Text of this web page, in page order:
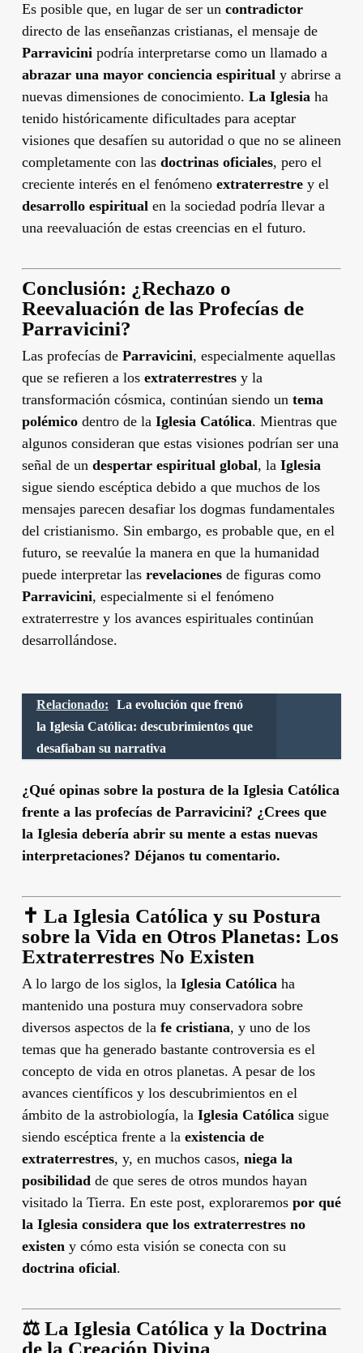
Es posible que, en lugar de ser un contradictor
directo de las enseñanzas cristianas, el mensaje de
Parravicinipodría interpretarse como un llamado a
abrazar una mayor conciencia espiritualy abrirse a
nuevas dimensiones de conocimiento. La Iglesiaha
tenido históricamente dificultades para aceptar
visiones que desafíen su autoridad o que no se alineen
completamente con las doctrinas oficiales, pero el
creciente interés en el fenómeno extraterrestrey el
desarrollo espiritualen la sociedad podría llevar a
una reevaluación de estas creencias en el futuro.
Conclusión: ¿Rechazo o
Reevaluación de las Profecías de
Parravicini?
Las profecías de Parravicini, especialmente aquellas
que se refieren a los extraterrestresy la
transformación cósmica, continúan siendo un tema
polémicodentro de la Iglesia Católica. Mientras que
algunos consideran que estas visiones podrían ser una
señal de un despertar espiritual global, la Iglesia
sigue siendo escéptica debido a que muchos de los
mensajes parecen desafiar los dogmas fundamentales
del cristianismo. Sin embargo, es probable que, en el
futuro, se reevalúe la manera en que la humanidad
puede interpretar las revelacionesde figuras como
Parravicini, especialmente si el fenómeno
extraterrestre y los avances espirituales continúan
desarrollándose.
Relacionado:
La evolución que frenó
la Iglesia Católica: descubrimientos que
desafiaban su narrativa
¿Qué opinas sobre la postura de la Iglesia Católica
frente a las profecías de Parravicini? ¿Crees que
la Iglesia debería abrir su mente a estas nuevas
interpretaciones? Déjanos tu comentario.
✝️ La Iglesia Católica y su Postura
sobre la Vida en Otros Planetas: Los
Extraterrestres No Existen
A lo largo de los siglos, la Iglesia Católicaha
mantenido una postura muy conservadora sobre
diversos aspectos de la fe cristiana, y uno de los
temas que ha generado bastante controversia es el
concepto de vida en otros planetas. A pesar de los
avances científicos y los descubrimientos en el
ámbito de la astrobiología, la Iglesia Católicasigue
siendo escéptica frente a la existencia de
extraterrestres, y, en muchos casos, niega la
posibilidadde que seres de otros mundos hayan
visitado la Tierra. En este post, exploraremos por qué
la Iglesia considera que los extraterrestres no
existeny cómo esta visión se conecta con su
doctrina oficial.
⚖️ La Iglesia Católica y la Doctrina